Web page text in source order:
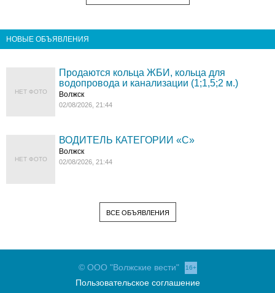
НОВЫЕ ОБЪЯВЛЕНИЯ
НЕТ ФОТО
Продаются кольца ЖБИ, кольца для
водопровода и канализации (1;1,5;2 м.)
Волжск
02/08/2026, 21:44
НЕТ ФОТО
ВОДИТЕЛЬ КАТЕГОРИИ «C»
Волжск
02/08/2026, 21:44
ВСЕ ОБЪЯВЛЕНИЯ
© ООО "Волжские вести" 16+
Пользовательское соглашение